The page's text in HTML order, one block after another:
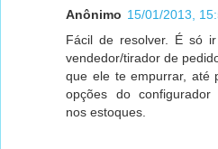
Anônimo 15/01/2013,
Fácil de resolver. É só
vendedor/tirador de
que ele te empurrar, até
opções do configurador
nos estoques.